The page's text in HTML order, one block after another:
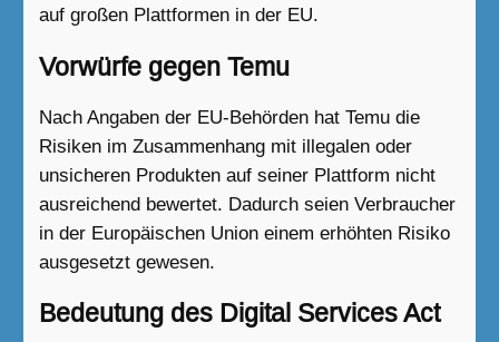
auf großen Plattformen in der EU.
Vorwürfe gegen Temu
Nach Angaben der EU-Behörden hat Temu die
Risiken im Zusammenhang mit illegalen oder
unsicheren Produkten auf seiner Plattform nicht
ausreichend bewertet. Dadurch seien Verbraucher
in der Europäischen Union einem erhöhten Risiko
ausgesetzt gewesen.
Bedeutung des Digital Services Act